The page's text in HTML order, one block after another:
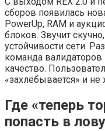
сборов появилась
PowerUp, RAM и
блоков. Звучит
устойчивости сети.
команда
качество.
«захлёбывается» и
Где «теперь
попасть в